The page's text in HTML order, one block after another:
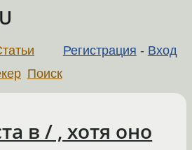
Регистрация - Вход
Поиск
в / , хотя оно